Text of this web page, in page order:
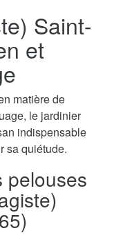
Saint-
et
matière de
le jardinier
indispensable
sa quiétude.
pelouses